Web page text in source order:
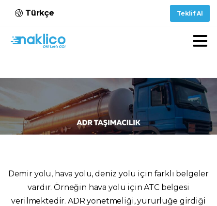
Türkçe Teklif Al
Demir yolu, hava yolu, deniz yolu için farklı belgeler
vardır. Örneğin hava yolu için ATC belgesi
verilmektedir. ADR yönetmeliği, yürürlüğe girdiği